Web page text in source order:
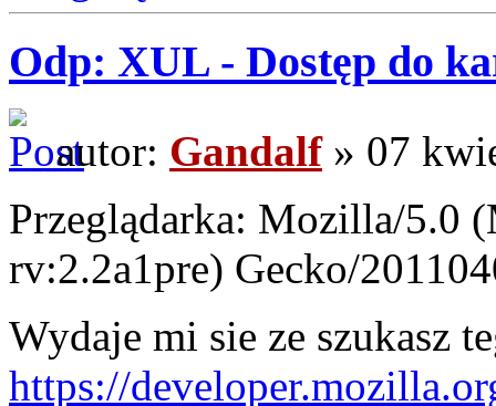
Odp: XUL - Dostęp do
autor: Gandalf» 07
Przeglądarka: Mozilla/5.0
rv:2.2a1pre) Gecko/
Wydaje mi sie ze szukasz
https://